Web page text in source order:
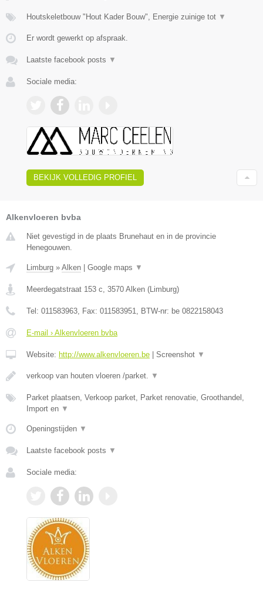
Houtskeletbouw "Hout Kader Bouw", Energie zuinige tot ▼
Er wordt gewerkt op afspraak.
Laatste facebook posts ▼
Sociale media:
BEKIJK VOLLEDIG PROFIEL
Alkenvloeren bvba
Niet gevestigd in de plaats Brunehaut en in de provincie
Henegouwen.
Limburg » Alken Google maps ▼
Meerdegatstraat 153 c, 3570 Alken (Limburg)
Tel: 011583963, Fax: 011583951, BTW-nr: be 0822158043
E-mail › Alkenvloeren bvba
Website: http://www.alkenvloeren.be Screenshot ▼
verkoop van houten vloeren /parket. ▼
Parket plaatsen, Verkoop parket, Parket renovatie, Groothandel,
Import en ▼
Openingstijden ▼
Laatste facebook posts ▼
Sociale media: